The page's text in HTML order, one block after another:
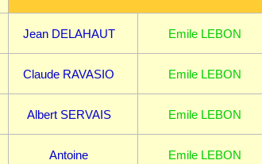
Jean DELAHAUT Emile LEBON
Claude RAVASIO Emile LEBON
Albert SERVAIS Emile LEBON
Antoine
Emile LEBON